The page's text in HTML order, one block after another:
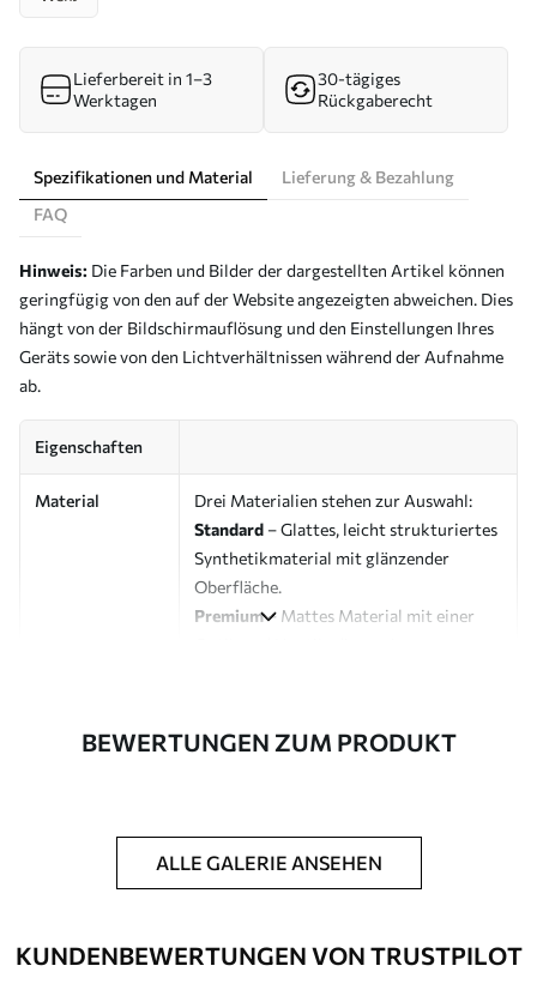
Lieferbereit in 1–3
Werktagen
30-tägiges
Rückgaberecht
Spezifikationen und Material
Lieferung & Bezahlung
FAQ
Hinweis: Die Farben und Bilder der dargestellten Artikel können
geringfügig von den auf der Website angezeigten abweichen. Dies
hängt von der Bildschirmauflösung und den Einstellungen Ihres
Geräts sowie von den Lichtverhältnissen während der Aufnahme
ab.
Eigenschaften
Material
Drei Materialien stehen zur Auswahl:
Standard – Glattes, leicht strukturiertes
Synthetikmaterial mit glänzender
Oberfläche.
Premium– Mattes Material mit einer
aus 100 % Baumwolle.
Artikelnummer s43259
Zusätzliche
Möglichkeit, einen Schutzlack
Bildes zu erhöhen.
BEWERTUNGEN ZUM PRODUKT
ALLE GALERIE ANSEHEN
KUNDENBEWERTUNGEN VON TRUSTPILOT